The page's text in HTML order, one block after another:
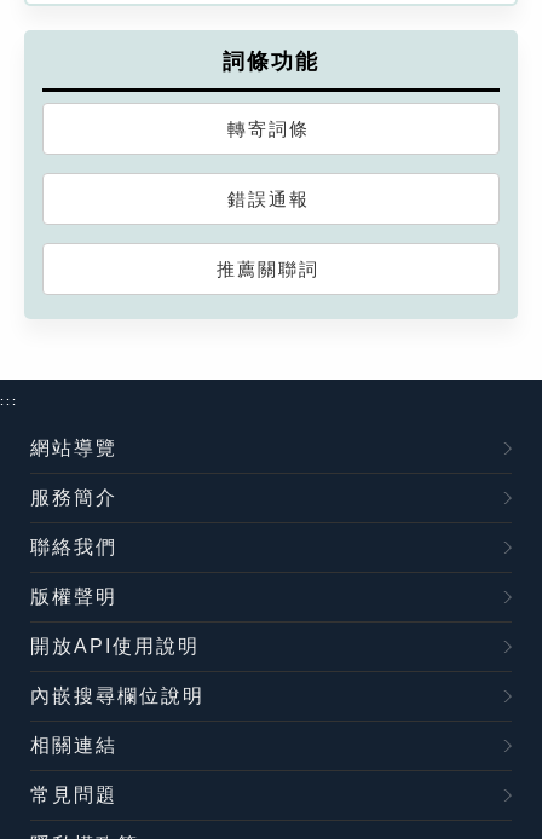
詞條功能
轉寄詞條
錯誤通報
推薦關聯詞
:::
網站導覽
服務簡介
聯絡我們
版權聲明
開放API使用說明
內嵌搜尋欄位說明
相關連結
常見問題